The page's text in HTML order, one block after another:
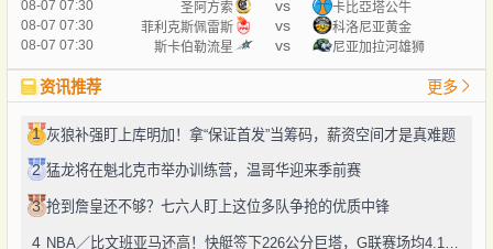
08-07 07:30
圣阿方索 vs
卡比亞塔公牛
08-07 07:30
菲利克斯佩雷斯 vs
科洛尼亚黄金
08-07 07:30
斯卡伯勒流星 vs 尼亚加拉河雄狮
资讯推荐 更多
1 灰狼补强盯上库明加！拿“保证首发”当筹码，薪资空间才是真难题
2 猛龙将在魁北克市举办训练营，温哥华迎来季前赛
3 抢到詹皇还不够？七六人盯上这位多队争抢的优质中锋
4 NBA／比文班亚马还高！快艇签下226公分巨塔，G联赛场均4.1次封盖